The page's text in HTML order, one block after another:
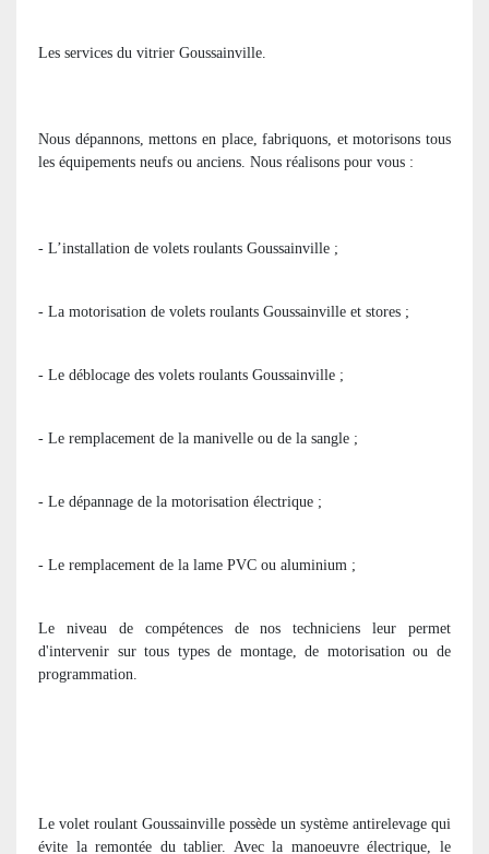
Les services du vitrier Goussainville.
Nous dépannons, mettons en place, fabriquons, et motorisons tous
les équipements neufs ou anciens. Nous réalisons pour vous :
- L’installation de volets roulants Goussainville ;
- La motorisation de volets roulants Goussainville et stores ;
- Le déblocage des volets roulants Goussainville ;
- Le remplacement de la manivelle ou de la sangle ;
- Le dépannage de la motorisation électrique ;
- Le remplacement de la lame PVC ou aluminium ;
Le niveau de compétences de nos techniciens leur permet
d'intervenir sur tous types de montage, de motorisation ou de
programmation.
Le volet roulant Goussainville possède un système antirelevage qui
évite la remontée du tablier. Avec la manoeuvre électrique, le